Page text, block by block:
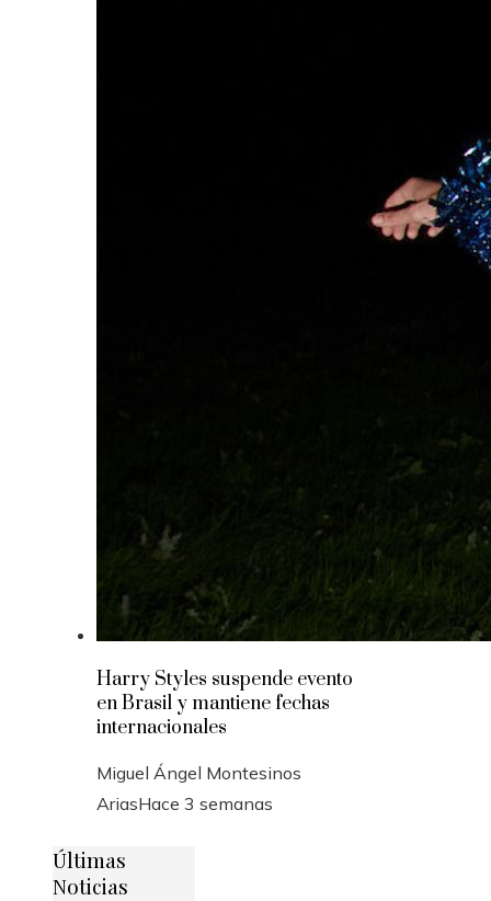
Harry Styles suspende evento
en Brasil y mantiene fechas
internacionales
Miguel Ángel Montesinos
AriasHace 3 semanas
Últimas
Noticias